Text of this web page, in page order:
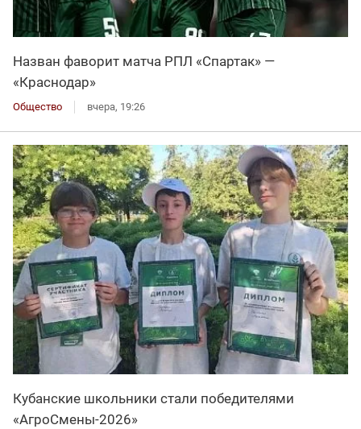
Назван фаворит матча РПЛ «Спартак» —
«Краснодар»
Общество вчера, 19:26
Кубанские школьники стали победителями
«АгроСмены-2026»